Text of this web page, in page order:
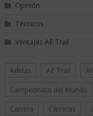
Opinión
Técnicos
Ventajas AE Trail
Adidas AE Trail
Campeonato del Mundo
Carrera Carreras